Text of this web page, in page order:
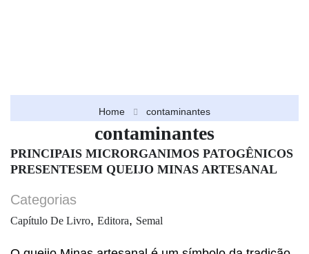
Home contaminantes
contaminantes
PRINCIPAIS MICRORGANIMOS PATOGÊNICOS
PRESENTESEM QUEIJO MINAS ARTESANAL
Categorias
Capítulo De Livro, Editora, Semal